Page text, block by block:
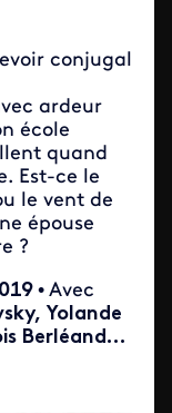
conjugal
ardeur
école
quand
Est-ce le
le vent de
épouse
?
• Avec
Yolande
Berléand…